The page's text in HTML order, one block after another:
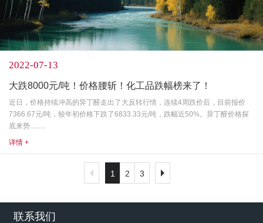
2022-07-13
大跌8000元/吨！价格腰斩！化工品跌幅榜来了！
近日，价格持续冲高的异丁醛走出了大反转行情，连续4周跌价后，目前报价
7366.67元/吨，较年初价格下跌了6833.33元/吨，跌幅近50%。异丁醛价格探
底来势.........
详情 +
1 2 3
联系我们